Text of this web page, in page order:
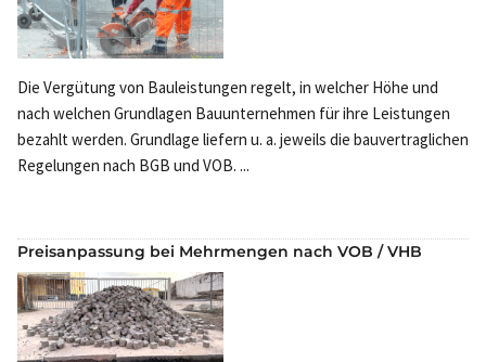
Die Vergütung von Bauleistungen regelt, in welcher Höhe und
nach welchen Grundlagen Bauunternehmen für ihre Leistungen
bezahlt werden. Grundlage liefern u. a. jeweils die bauvertraglichen
Regelungen nach BGB und VOB. ...
Preisanpassung bei Mehrmengen nach VOB / VHB